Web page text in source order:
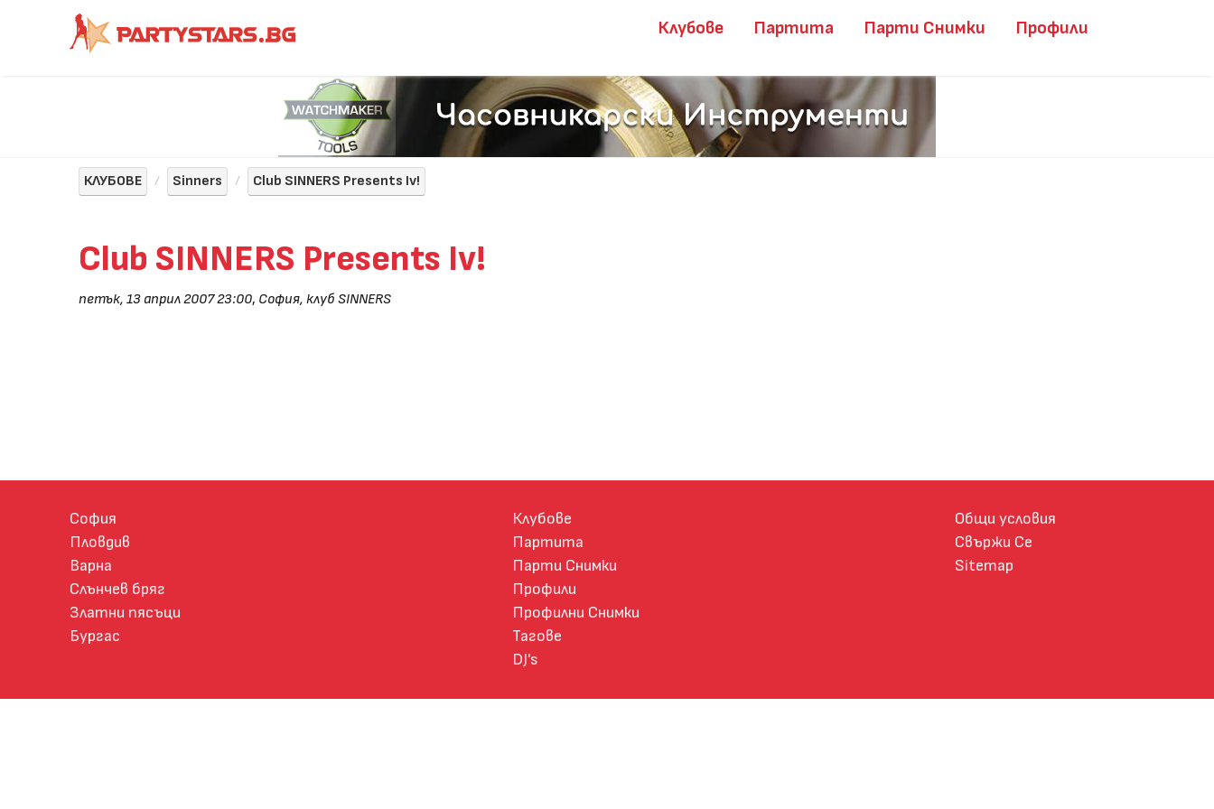
Клубове Партита Парти Снимки Профили
КЛУБОВЕ Sinners Club SINNERS Presents Iv!
Club SINNERS Presents Iv!
петък, 13 април 2007 23:00, София, клуб SINNERS
София
Пловдив
Варна
Слънчев бряг
Златни пясъци
Бургас
Клубове
Партита
Парти Снимки
Профили
Профилни Снимки
Тагове
DJ's
Общи условия
Свържи Се
Sitemap